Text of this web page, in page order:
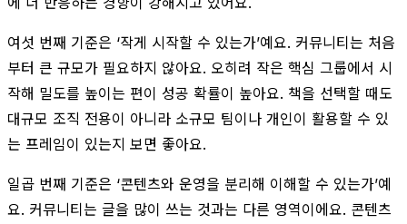
여섯 번째 기준은 ‘작게 시작할 수 있는가’예요. 커뮤니티는 처음
부터 큰 규모가 필요하지 않아요. 오히려 작은 핵심 그룹에서 시
작해 밀도를 높이는 편이 성공 확률이 높아요. 책을 선택할 때도
대규모 조직 전용이 아니라 소규모 팀이나 개인이 활용할 수 있
는 프레임이 있는지 보면 좋아요.
일곱 번째 기준은 ‘콘텐츠와 운영을 분리해 이해할 수 있는가’예
요. 커뮤니티는 글을 많이 쓰는 것과는 다른 영역이에요. 콘텐츠